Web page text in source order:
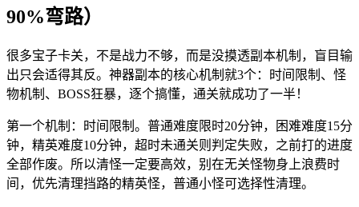
90%弯路）
很多宝子卡关，不是战力不够，而是没摸透副本机制，盲目输
出只会适得其反。神器副本的核心机制就3个：时间限制、怪
物机制、BOSS狂暴，逐个搞懂，通关就成功了一半！
第一个机制：时间限制。普通难度限时20分钟，困难难度15分
钟，精英难度10分钟，超时未通关则判定失败，之前打的进度
全部作废。所以清怪一定要高效，别在无关怪物身上浪费时
间，优先清理挡路的精英怪，普通小怪可选择性清理。